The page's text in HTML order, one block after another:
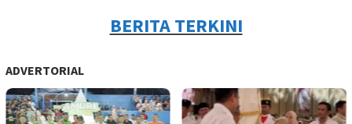
BERITA TERKINI
ADVERTORIAL